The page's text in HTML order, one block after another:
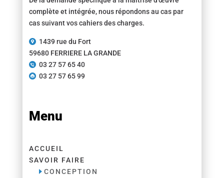
complète et intégrée, nous répondons au cas par
cas suivant vos cahiers des charges.
1439 rue du Fort
59680 FERRIERE LA GRANDE
03 27 57 65 40
03 27 57 65 99
Menu
ACCUEIL
SAVOIR FAIRE
CONCEPTION